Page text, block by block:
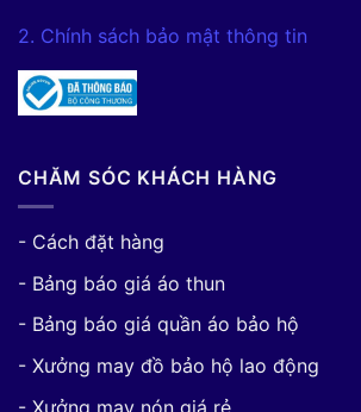
2. Chính sách bảo mật thông tin
CHĂM SÓC KHÁCH HÀNG
- Cách đặt hàng
- Bảng báo giá áo thun
- Bảng báo giá quần áo bảo hộ
- Xưởng may đồ bảo hộ lao động
- Xưởng may nón giá rẻ